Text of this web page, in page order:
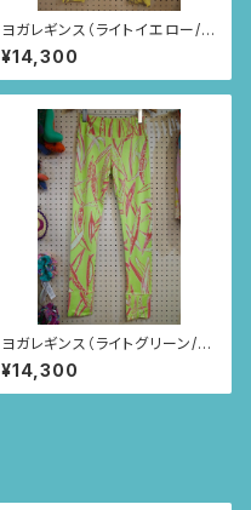
ヨガレギンス（ライトイエロー/ト
ゥカン柄)
¥14,300
ヨガレギンス（ライトグリーン/ユ
ーカリ柄)
¥14,300